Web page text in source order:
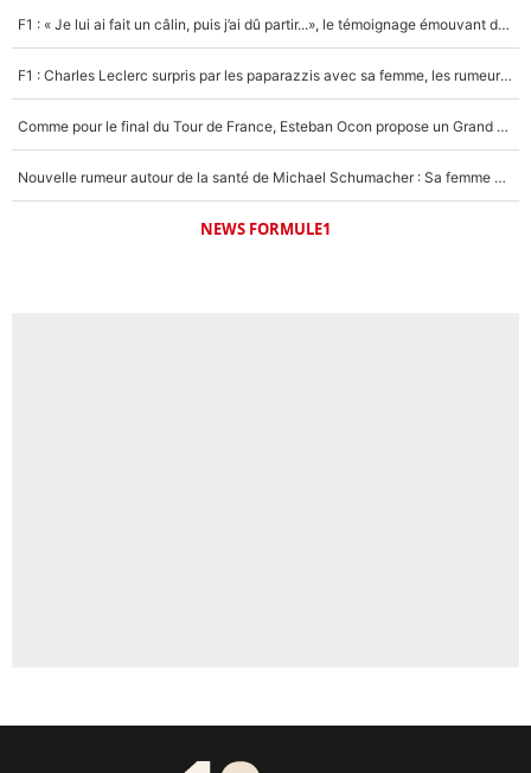
F1 : « Je lui ai fait un câlin, puis j’ai dû partir...», le témoignage émouvant de Max Verstappen sur sa fille
F1 : Charles Leclerc surpris par les paparazzis avec sa femme, les rumeurs étaient vraies !
Comme pour le final du Tour de France, Esteban Ocon propose un Grand Prix de Formule 1 à Paris : «Autour de l’Arc de Triomphe, ce serait génial» !
Nouvelle rumeur autour de la santé de Michael Schumacher : Sa femme Corinna sort du silence
NEWS FORMULE1